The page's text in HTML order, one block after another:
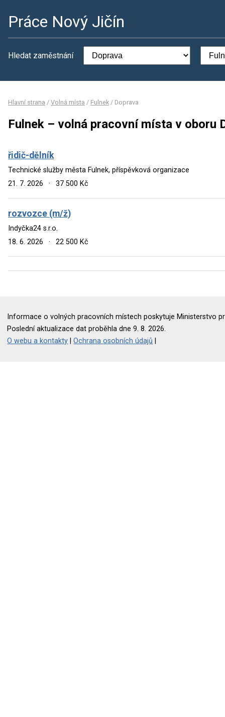
Práce Nový Jičín
Hledat zaměstnání
Hlavní strana / Volná místa / Fulnek / Doprava
Fulnek – volná pracovní místa v oboru
řidič-dělník
Technické služby města Fulnek, příspěvková organizace
21. 7. 2026
· 37 500 Kč
rozvozce (m/ž)
Indyčka24 s.r.o.
18. 6. 2026
· 22 500 Kč
Informace o volných pracovních místech poskytuje Ministerstvo
Poslední aktualizace dat proběhla dne 9. 8. 2026.
O webu a kontakty |Ochrana osobních údajů